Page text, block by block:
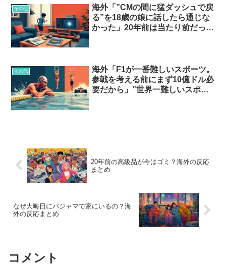
その他
海外「”CMの間に猛ダッシュで戻
る”を18歳の娘に話したら通じな
かった」20年前は当たり前だった
その他
海外「F1が一番難しいスポーツ。
参戦を考える前にまず10億ドル必
要だから」”世界一難しいスポー
20年前の高級品が今はゴミ？海外の反応
まとめ
なぜ大晦日にパジャマで家にいるの？海
外の反応まとめ
コメント